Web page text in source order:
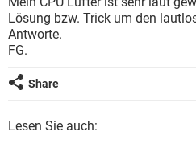
WHATSAPP
FACEBOOK
WINDOWS 10
WHATSAPP
FACEBOOK
Lösung bzw. Trick um den
Antworte.
FG.
Share
Lesen Sie auch: